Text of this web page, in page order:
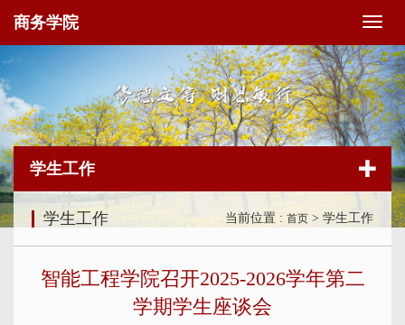
切
导
航
商务学院
学生工作
学生工作 当前位置 : 首页 > 学生工作
智能工程学院召开2025-2026学年第二
学期学生座谈会